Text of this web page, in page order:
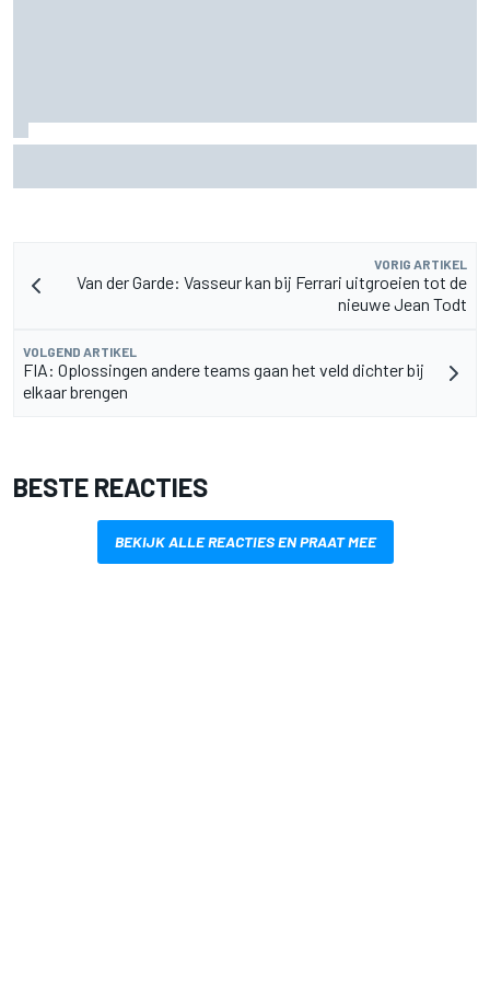
VORIG ARTIKEL
Van der Garde: Vasseur kan bij Ferrari uitgroeien tot de
nieuwe Jean Todt
VOLGEND ARTIKEL
FIA: Oplossingen andere teams gaan het veld dichter bij
elkaar brengen
BESTE REACTIES
BEKIJK ALLE REACTIES EN PRAAT MEE